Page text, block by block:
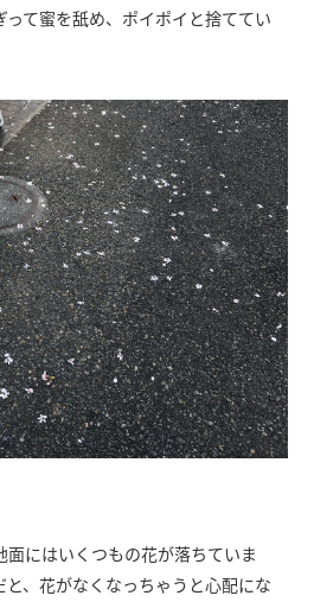
て蜜を舐め、ポイポイと捨ててい
にはいくつもの花が落ちていま
、花がなくなっちゃうと心配にな